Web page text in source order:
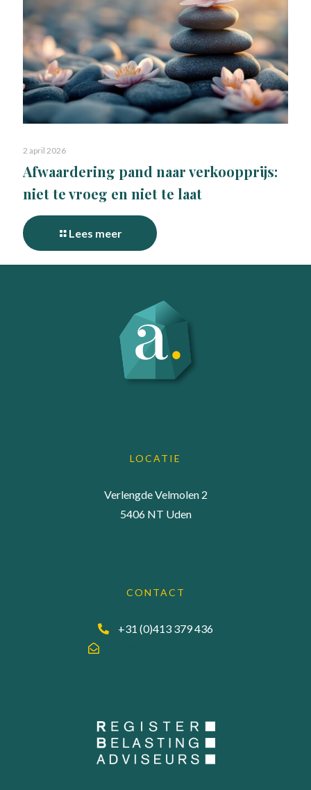
2 april 2026
Afwaardering pand naar verkoopprijs:
niet te vroeg en niet te laat
Lees meer
LOCATIE
Verlengde Velmolen 2
5406 NT Uden
CONTACT
+31 (0)413 379 436